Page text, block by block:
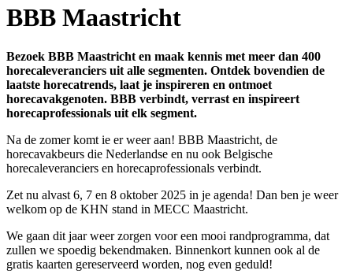
BBB Maastricht
Bezoek BBB Maastricht en maak kennis met meer dan 400
horecaleveranciers uit alle segmenten. Ontdek bovendien de
laatste horecatrends, laat je inspireren en ontmoet
horecavakgenoten. BBB verbindt, verrast en inspireert
horecaprofessionals uit elk segment.
Na de zomer komt ie er weer aan! BBB Maastricht, de
horecavakbeurs die Nederlandse en nu ook Belgische
horecaleveranciers en horecaprofessionals verbindt.
Zet nu alvast 6, 7 en 8 oktober 2025 in je agenda! Dan ben je weer
welkom op de KHN stand in MECC Maastricht.
We gaan dit jaar weer zorgen voor een mooi randprogramma, dat
zullen we spoedig bekendmaken. Binnenkort kunnen ook al de
gratis kaarten gereserveerd worden, nog even geduld!